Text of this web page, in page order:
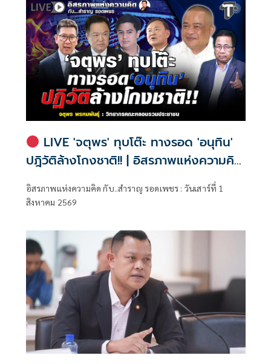
LIVE 'จตุพร' ทุบโต๊ะ ทางรอด 'อนุทิน'
ปฎิวัติล้างโกงชาติ!! | อิสรภาพแห่งความคิด
อิสรภาพแห่งความคิด กับ..สำราญ รอดเพชร : วันเสาร์ที่ 1
สิงหาคม 2569